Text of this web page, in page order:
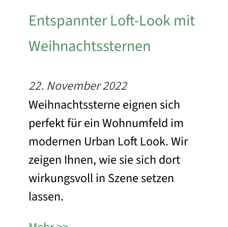
Entspannter Loft-Look mit
Weihnachtssternen
22. November 2022
Weihnachtssterne eignen sich
perfekt für ein Wohnumfeld im
modernen Urban Loft Look. Wir
zeigen Ihnen, wie sie sich dort
wirkungsvoll in Szene setzen
lassen.